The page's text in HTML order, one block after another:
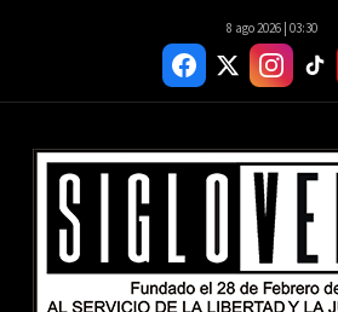
8 ago 2026 | 03:30